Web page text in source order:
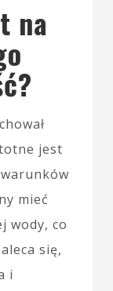
na
jest
mieć
wody, co
się,
i